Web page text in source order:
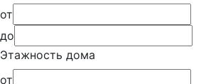
от
до
Этажность дома
от